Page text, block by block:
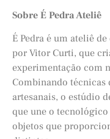
Sobre É Pedra Ateliê
É Pedra é um ateliê
por Vitor Curti, que
experimentação com
Combinando técnicas
artesanais, o estúdio
que une o
objetos que